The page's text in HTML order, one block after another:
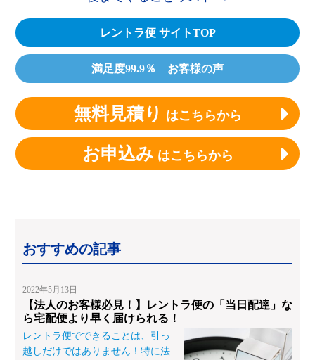
レントラ便 サイトTOP
満足度99.9％ お客様の声
無料見積り はこちらから
お申込み はこちらから
おすすめの記事
2022年5月13日
【法人のお客様必見！】レントラ便の「当日配達」な
ら宅配便より早く届けられる！
レントラ便でできることは、引っ
越しだけではありません！特に法